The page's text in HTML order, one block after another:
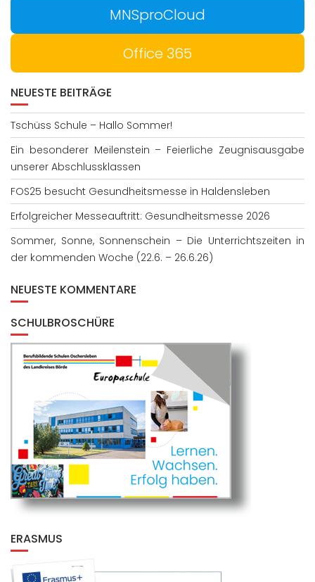
MNSproCloud
Office 365
NEUESTE BEITRÄGE
Tschüss Schule – Hallo Sommer!
Ein besonderer Meilenstein – Feierliche Zeugnisausgabe
unserer Abschlussklassen
FOS25 besucht Gesundheitsmesse in Haldensleben
Erfolgreicher Messeauftritt: Gesundheitsmesse 2026
Sommer, Sonne, Sonnenschein – Die Unterrichtszeiten in
der kommenden Woche (22.6. – 26.6.26)
NEUESTE KOMMENTARE
SCHULBROSCHÜRE
ERASMUS